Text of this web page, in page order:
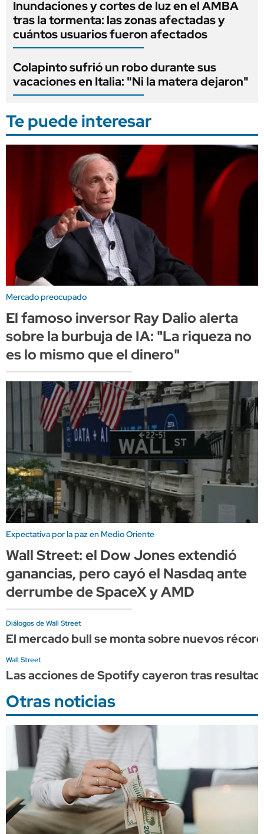
Inundaciones y cortes de luz en el AMBA
tras la tormenta: las zonas afectadas y
cuántos usuarios fueron afectados
Colapinto sufrió un robo durante sus
vacaciones en Italia: "Ni la matera dejaron"
Te puede interesar
Mercado preocupado
El famoso inversor Ray Dalio alerta
sobre la burbuja de IA: "La riqueza no
es lo mismo que el dinero"
Expectativa por la paz en Medio Oriente
Wall Street: el Dow Jones extendió
ganancias, pero cayó el Nasdaq ante
derrumbe de SpaceX y AMD
Diálogos de Wall Street
El mercado bull se monta sobre nuevos
Wall Street
Las acciones de Spotify cayeron tras
Otras noticias